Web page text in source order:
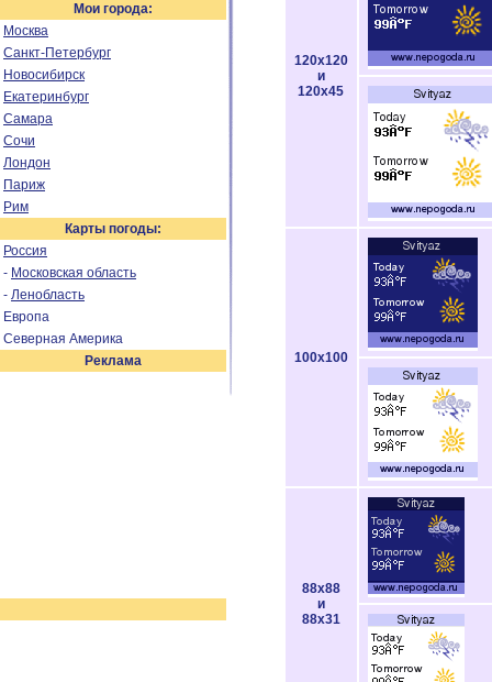
Мои города:
Москва
Санкт-Петербург
Новосибирск
Екатеринбург
Самара
Сочи
Лондон
Париж
Рим
Карты погоды:
Россия
- Московская область
- Ленобласть
Европа
Северная Америка
Реклама
120x120
и
120x45
100x100
88x88
и
88x31